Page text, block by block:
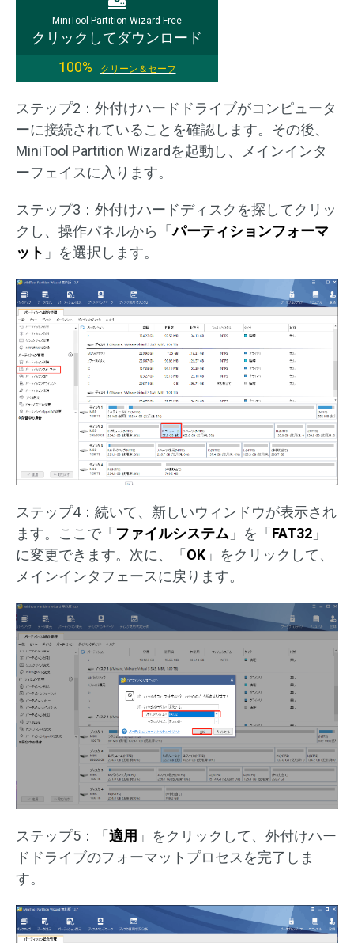
MiniTool Partition Wizard Free
クリックしてダウンロード
100%
クリーン＆セーフ
ステップ2：外付けハードドライブがコンピュータ
ーに接続されていることを確認します。その後、
MiniTool Partition Wizardを起動し、メインインタ
ーフェイスに入ります。
ステップ3：外付けハードディスクを探してクリッ
クし、操作パネルから「パーティションフォーマ
ット 」を選択します。
ステップ4：続いて、新しいウィンドウが表示され
ます。ここで「 ファイルシステム 」を「 FAT32 」
に変更できます。次に、「 OK 」をクリックして、
メインインタフェースに戻ります。
ステップ5：「適用 」をクリックして、外付けハー
ドドライブのフォーマットプロセスを完了しま
す。